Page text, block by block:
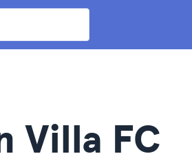
Villa FC